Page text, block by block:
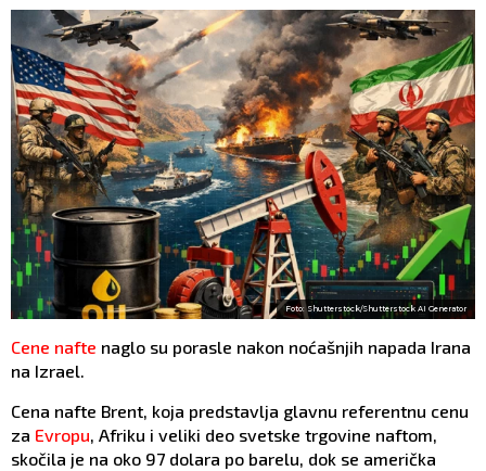
Foto: Shutterstock/Shutterstock AI Generator
Cene nafte naglo su porasle nakon noćašnjih napada Irana
na Izrael.
Cena nafte Brent, koja predstavlja glavnu referentnu cenu
za Evropu, Afriku i veliki deo svetske trgovine naftom,
skočila je na oko 97 dolara po barelu, dok se američka